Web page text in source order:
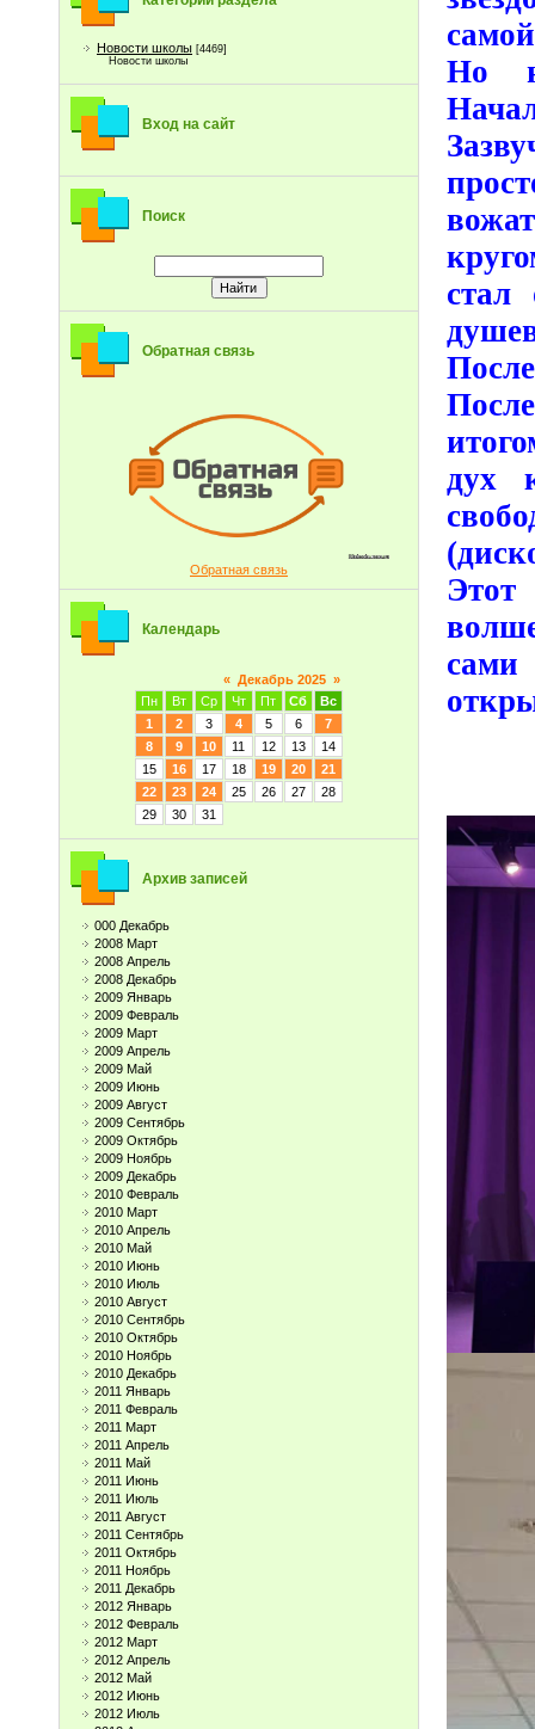
Новости школы [4469]
Новости школы
Вход на сайт
Поиск
Обратная связь
Обратная связь
Календарь
« Декабрь 2025 »
Пн
Вт Ср Чт Пт Сб
Вс
1
2 3 4 5 6
7
8
9 10 11 12 13
14
15
16 17 18 19 20
21
22
23 24 25 26 27
28
29
30 31
Архив записей
000 Декабрь
2008 Март
2008 Апрель
2008 Декабрь
2009 Январь
2009 Февраль
2009 Март
2009 Апрель
2009 Май
2009 Июнь
2009 Август
2009 Сентябрь
2009 Октябрь
2009 Ноябрь
2009 Декабрь
2010 Февраль
2010 Март
2010 Апрель
2010 Май
2010 Июнь
2010 Июль
2010 Август
2010 Сентябрь
2010 Октябрь
2010 Ноябрь
2010 Декабрь
2011 Январь
2011 Февраль
2011 Март
2011 Апрель
2011 Май
2011 Июнь
2011 Июль
2011 Август
2011 Сентябрь
2011 Октябрь
2011 Ноябрь
2011 Декабрь
2012 Январь
2012 Февраль
2012 Март
2012 Апрель
2012 Май
2012 Июнь
2012 Июль
Но
стал
дух